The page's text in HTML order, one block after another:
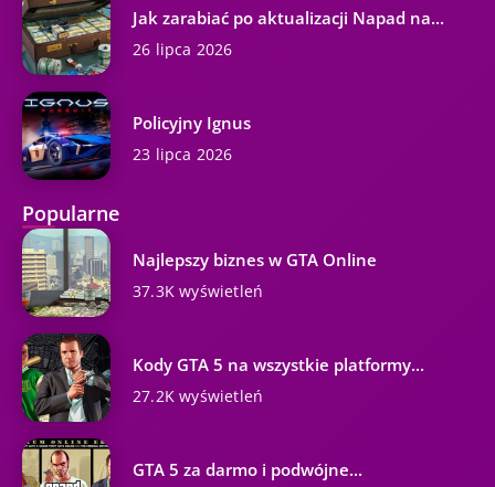
Jak zarabiać po aktualizacji Napad na...
26 lipca 2026
Policyjny Ignus
23 lipca 2026
Popularne
Najlepszy biznes w GTA Online
37.3K wyświetleń
Kody GTA 5 na wszystkie platformy...
27.2K wyświetleń
GTA 5 za darmo i podwójne...